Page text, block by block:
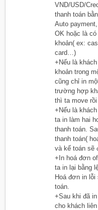
VND/USD/
thanh toán
Auto
OK hoặc là
khoản( ex:
card…)
+Nếu là
khoản trong
cũng chỉ in
trường hợp
thì ta move rồi
+Nếu là
ta in làm hai
thanh toán.
thanh toán(
và kế toán sẽ
+In hoá đơn
ta in lại bằng
Hoá đơn in
toán.
+Sau khi đã
cho khách